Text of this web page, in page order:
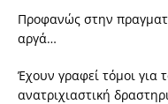
Προφανώς στην
αργά…
Έχουν γραφεί τόμοι για
ανατριχιαστική